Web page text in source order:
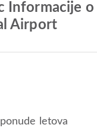
Informacije
Airport
letova